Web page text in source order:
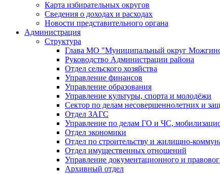
Карта избирательных округов
Сведения о доходах и расходах
Новости представительного органа
Администрация
Структура
Глава МО "Муниципальный округ
Руководство Администрации района
Отдел сельского хозяйства
Управление финансов
Управление образования
Управление культуры, спорта и молодёжи
Сектор по делам несовершеннолетних и
Отдел ЗАГС
Управление по делам ГО и ЧС,
Отдел экономики
Отдел по строительству и жилищно-
Отдел имущественных отношений
Управление документационного и
Архивный отдел